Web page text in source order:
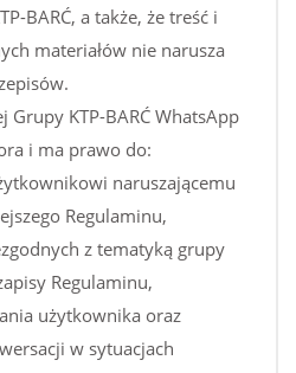
BARĆ, a także, że treść i
materiałów nie narusza
KTP-BARĆ WhatsApp
i ma prawo do:
naruszającemu
Regulaminu,
z tematyką grupy
Regulaminu,
użytkownika oraz
w sytuacjach